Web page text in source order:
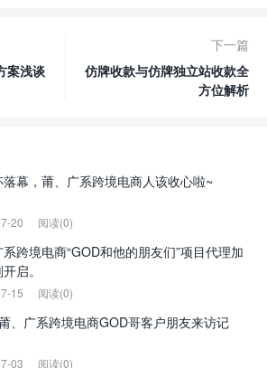
案浅谈
下一篇
仿牌收款与仿牌独立站收款全
方位解析
幕，莆、广系跨境电商人该收心啦~
20 阅读(0)
跨境电商“GOD和他的朋友们”项目代理加
启。
15 阅读(0)
、广系跨境电商GOD哥客户朋友来访记
03 阅读(0)